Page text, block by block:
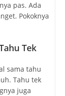
pas. Ada
Pokoknya
Tek
sama tahu
Tahu tek
juga